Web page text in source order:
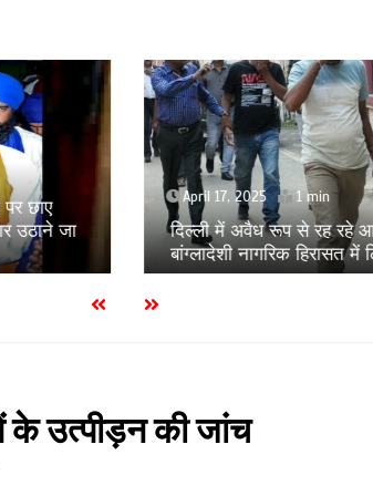
छाए
उठाने जा
April 17, 2025 1 min
दिल्ली में अवैध रूप से रह रहे
बांग्लादेशी नागरिक हिरासत में
उत्पीड़न की जांच